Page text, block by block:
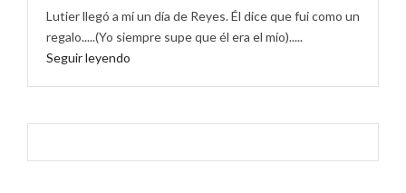
Lutier llegó a mí un día de Reyes. Él dice que fui como un
regalo.....(Yo siempre supe que él era el mío).....
Seguir leyendo